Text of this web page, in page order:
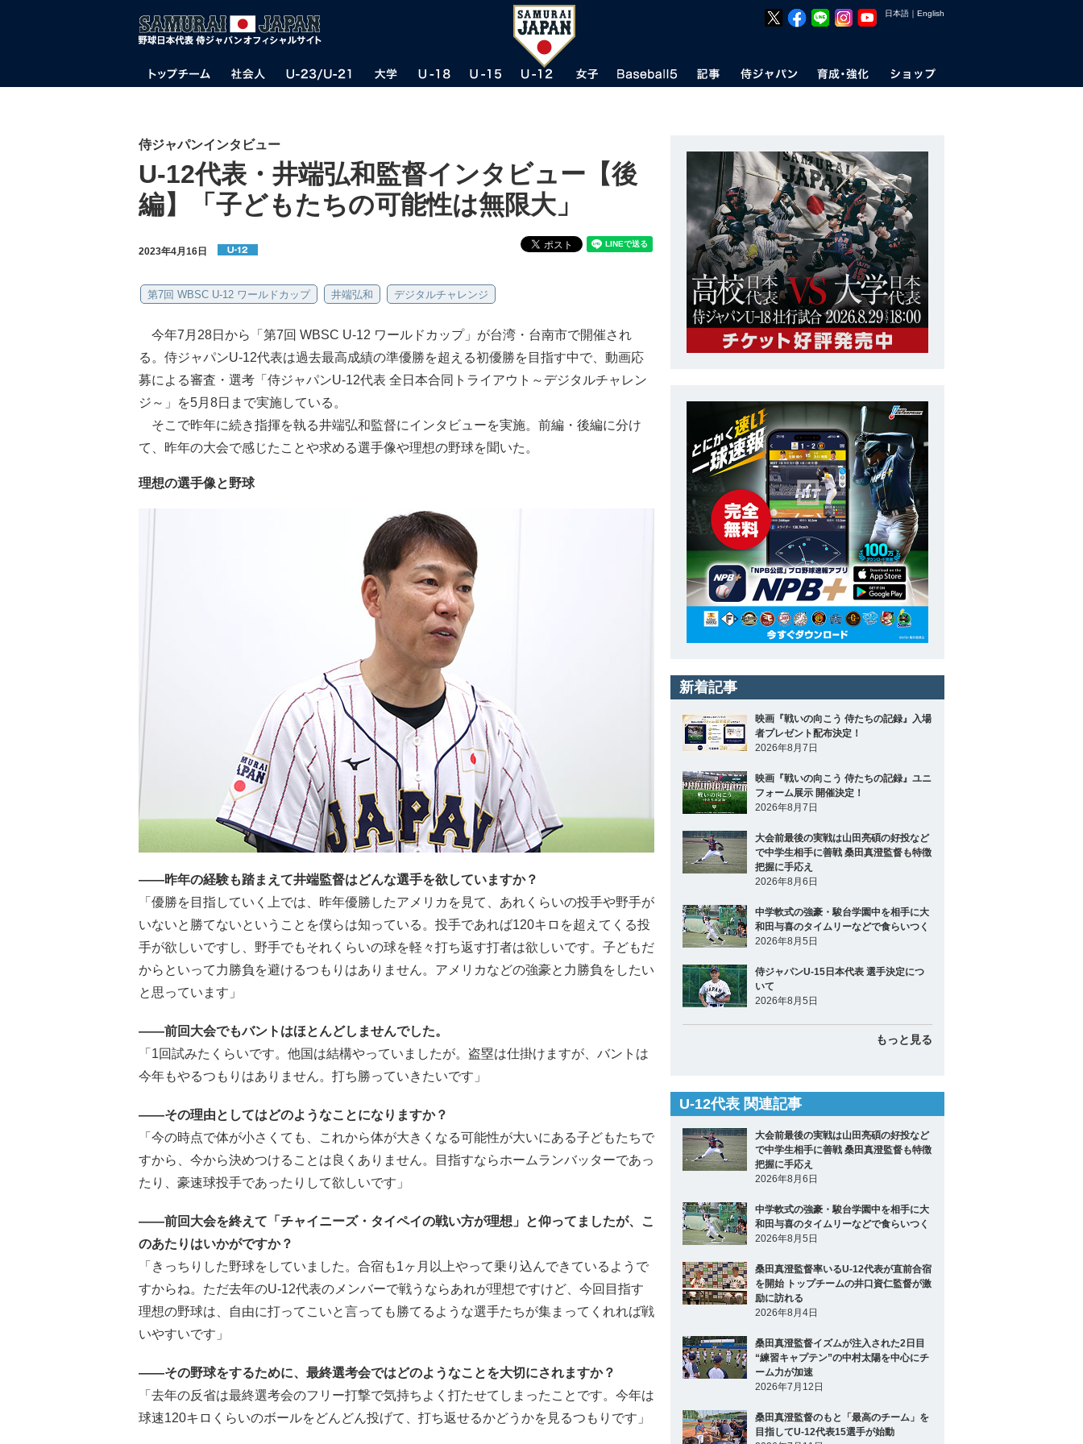
日本語 ｜ English
侍ジャパンインタビュー
U-12代表・井端弘和監督インタビュー【後
編】「子どもたちの可能性は無限大」
2023年4月16日
第7回 WBSC U-12 ワールドカップ 井端弘和 デジタルチャレンジ
今年7月28日から「第7回 WBSC U-12 ワールドカップ」が台湾・台南市で開催され
る。侍ジャパンU-12代表は過去最高成績の準優勝を超える初優勝を目指す中で、動画応
募による審査・選考「侍ジャパンU-12代表 全日本合同トライアウト～デジタルチャレン
ジ～」を5月8日まで実施している。
そこで昨年に続き指揮を執る井端弘和監督にインタビューを実施。前編・後編に分け
て、昨年の大会で感じたことや求める選手像や理想の野球を聞いた。
理想の選手像と野球
――昨年の経験も踏まえて井端監督はどんな選手を欲していますか？
「優勝を目指していく上では、昨年優勝したアメリカを見て、あれくらいの投手や野手が
いないと勝てないということを僕らは知っている。投手であれば120キロを超えてくる投
手が欲しいですし、野手でもそれくらいの球を軽々打ち返す打者は欲しいです。子どもだ
からといって力勝負を避けるつもりはありません。アメリカなどの強豪と力勝負をしたい
と思っています」
――前回大会でもバントはほとんどしませんでした。
「1回試みたくらいです。他国は結構やっていましたが。盗塁は仕掛けますが、バントは
今年もやるつもりはありません。打ち勝っていきたいです」
――その理由としてはどのようなことになりますか？
「今の時点で体が小さくても、これから体が大きくなる可能性が大いにある子どもたちで
すから、今から決めつけることは良くありません。目指すならホームランバッターであっ
たり、豪速球投手であったりして欲しいです」
――前回大会を終えて「チャイニーズ・タイペイの戦い方が理想」と仰ってましたが、こ
のあたりはいかがですか？
「きっちりした野球をしていました。合宿も1ヶ月以上やって乗り込んできているようで
すからね。ただ去年のU-12代表のメンバーで戦うならあれが理想ですけど、今回目指す
理想の野球は、自由に打ってこいと言っても勝てるような選手たちが集まってくれれば戦
いやすいです」
――その野球をするために、最終選考会ではどのようなことを大切にされますか？
「去年の反省は最終選考会のフリー打撃で気持ちよく打たせてしまったことです。今年は
球速120キロくらいのボールをどんどん投げて、打ち返せるかどうかを見るつもりです」
新着記事
映画『戦いの向こう 侍たちの記録』入場
者プレゼント配布決定！
2026年8月7日
映画『戦いの向こう 侍たちの記録』ユニ
フォーム展示 開催決定！
2026年8月7日
大会前最後の実戦は山田亮碩の好投など
で中学生相手に善戦 桑田真澄監督も特徴
把握に手応え
2026年8月6日
中学軟式の強豪・駿台学園中を相手に大
和田与喜のタイムリーなどで食らいつく
2026年8月5日
侍ジャパンU-15日本代表 選手決定につ
いて
2026年8月5日
もっと見る
U-12代表 関連記事
大会前最後の実戦は山田亮碩の好投など
で中学生相手に善戦 桑田真澄監督も特徴
把握に手応え
2026年8月6日
中学軟式の強豪・駿台学園中を相手に大
和田与喜のタイムリーなどで食らいつく
2026年8月5日
桑田真澄監督率いるU-12代表が直前合宿
を開始 トップチームの井口資仁監督が激
励に訪れる
2026年8月4日
桑田真澄監督イズムが注入された2日目
“練習キャプテン”の中村太陽を中心にチ
ーム力が加速
2026年7月12日
桑田真澄監督のもと「最高のチーム」を
目指してU-12代表15選手が始動